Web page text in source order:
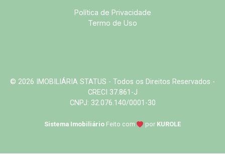
Política de Privacidade
Termo de Uso
© 2026 IMOBILIÁRIA STATUS - Todos os Direitos Reservados -
CRECI 37.861-J
CNPJ: 32.076.140/0001-30
Sistema Imobiliário Feito com por KUROLE